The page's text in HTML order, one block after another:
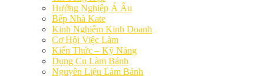
Hướng Nghiệp Á Âu
Bếp Nhà Kate
Kinh Nghiệm Kinh Doanh
Cơ Hội Việc Làm
Kiến Thức – Kỹ Năng
Dụng Cụ Làm Bánh
Nguyên Liệu Làm Bánh